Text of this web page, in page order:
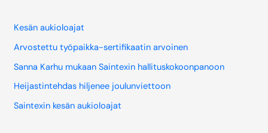
Kesän aukioloajat
Arvostettu työpaikka-sertifikaatin arvoinen
Sanna Karhu mukaan Saintexin hallituskokoonpanoon
Heijastintehdas hiljenee joulunviettoon
Saintexin kesän aukioloajat